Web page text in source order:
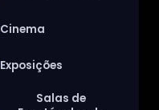
Cinema
Exposições
Salas de